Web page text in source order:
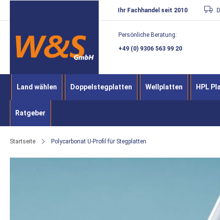
Direkt
zum
Inhalt
Ihr Fachhandel seit 2010
Persönliche Beratung:
+49 (0) 9306 563 99 20
Land wählen Doppelstegplatten Wellplatten HPL
Ratgeber
Startseite Polycarbonat U-Profil für Stegplatten